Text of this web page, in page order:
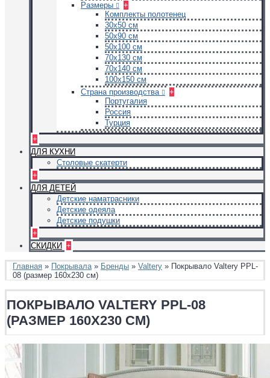
Размеры
+
Комплекты полотенец
30х50 см
50х90 см
50х100 см
70х130 см
70х140 см
100х150 см
Страна производства
+
Португалия
Россия
Турция
+
ДЛЯ КУХНИ
Столовые скатерти
+
ДЛЯ ДЕТЕЙ
Детские наматрасники
Детские одеяла
Детские подушки
+
СКИДКИ +
Главная » Покрывала » Бренды » Valtery » Покрывало Valtery PPL-
08 (размер 160х230 см)
ПОКРЫВАЛО VALTERY PPL-08
(РАЗМЕР 160Х230 СМ)